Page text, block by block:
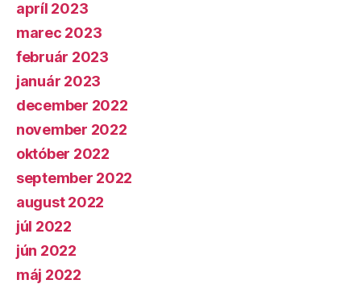
apríl 2023
marec 2023
február 2023
január 2023
december 2022
november 2022
október 2022
september 2022
august 2022
júl 2022
jún 2022
máj 2022